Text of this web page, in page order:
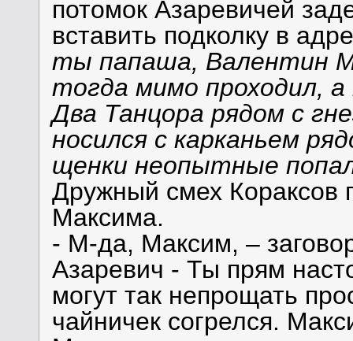
потомок Азаревичей
вставить подколку в
ты папаша, Валентин
тогда мимо проходил,
Два Танцора рядом с
носился с карканьем
щенки неопытные
Дружный смех
Максима.
- М-да, Максим, –
Азаревич - Ты прям
могут так непрощать
чайничек согрелся.